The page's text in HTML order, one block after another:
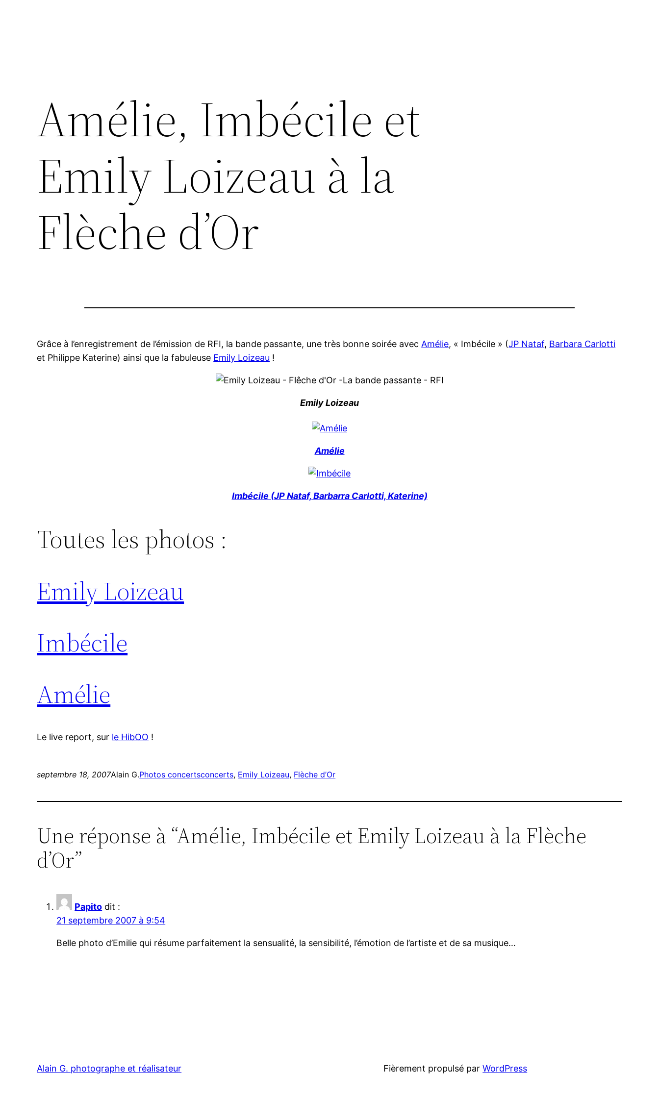
Amélie, Imbécile et
Emily Loizeau à la
Flèche d’Or
Grâce à l’enregistrement de l’émission de RFI, la bande passante, une très bonne soirée avec Amélie, « Imbécile » (JP Nataf, Barbara Carlotti
et Philippe Katerine) ainsi que la fabuleuse Emily Loizeau !
Emily Loizeau
Amélie
Imbécile (JP Nataf, Barbarra Carlotti, Katerine)
Toutes les photos :
Emily Loizeau
Imbécile
Amélie
Le live report, sur le HibOO !
septembre 18, 2007Alain G.Photos concertsconcerts, Emily Loizeau, Flèche d’Or
Une réponse à “Amélie, Imbécile et Emily Loizeau à la Flèche
d’Or”
Papito dit :
21 septembre 2007 à 9:54
Belle photo d’Emilie qui résume parfaitement la sensualité, la sensibilité, l’émotion de l’artiste et de sa musique…
Alain G. photographe et réalisateur Fièrement propulsé parWordPress